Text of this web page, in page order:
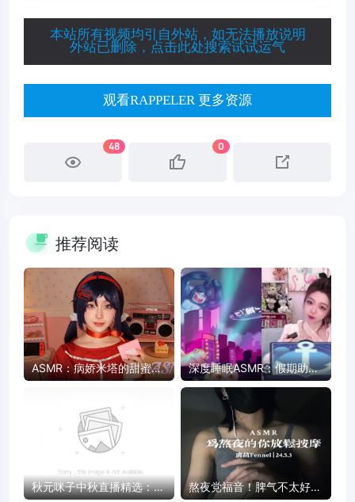
本站所有视频均引自外站，如无法播放说明
外站已删除，点击此处搜索试试运气
观看RAPPELER 更多资源
48 0
推荐阅读
ASMR：病娇米塔的甜蜜陪
伴 - 药片、卡带、护肤品触
深度睡眠ASMR：假期助眠
放松，快速入睡
秋元咪子中秋直播精选：治
熬夜党福音！脾气不太好的